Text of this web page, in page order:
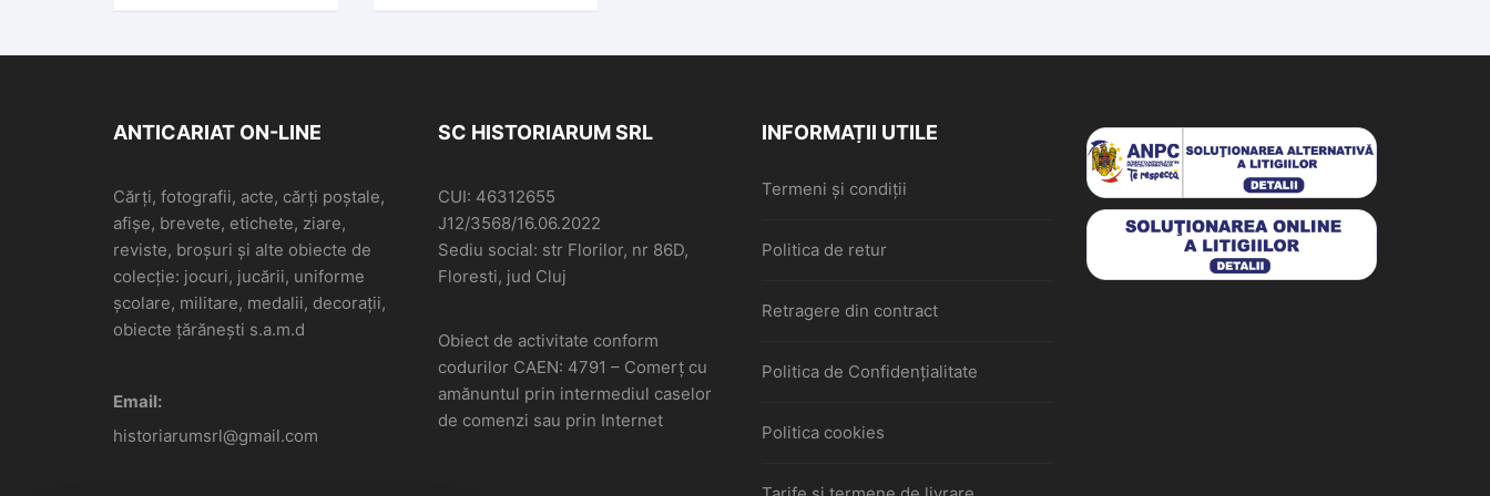
ANTICARIAT ON-LINE
Cărți, fotografii, acte, cărți poștale,
afișe, brevete, etichete, ziare,
reviste, broșuri și alte obiecte de
colecție: jocuri, jucării, uniforme
școlare, militare, medalii, decorații,
obiecte țărănești s.a.m.d
Email:
historiarumsrl@gmail.com
SC HISTORIARUM SRL
CUI: 46312655
J12/3568/16.06.2022
Sediu social: str Florilor, nr 86D,
Floresti, jud Cluj
Obiect de activitate conform
codurilor CAEN: 4791 – Comerţ cu
amănuntul prin intermediul caselor
de comenzi sau prin Internet
INFORMAȚII UTILE
Termeni și condiții
Politica de retur
Retragere din contract
Politica de Confidențialitate
Politica cookies